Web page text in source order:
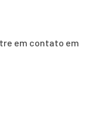
em contato em